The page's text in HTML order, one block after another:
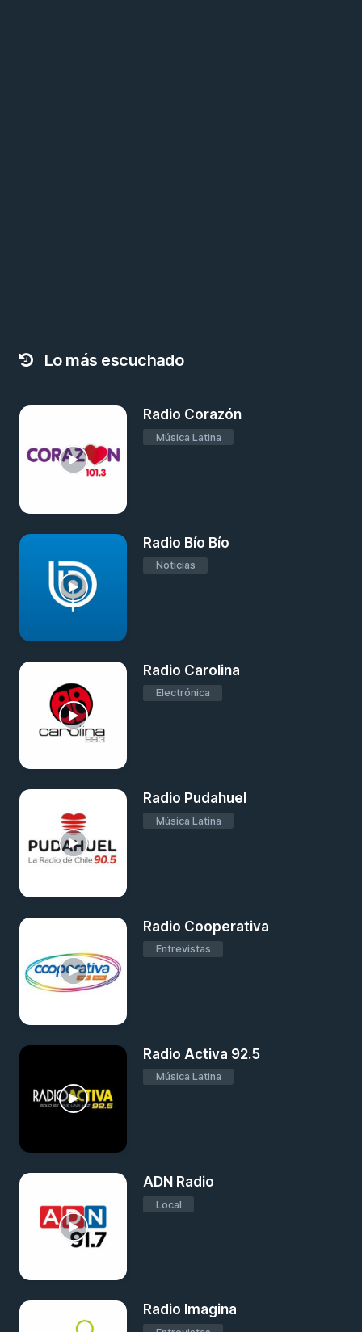
Lo más escuchado
Radio Corazón
Música Latina
Radio Bío Bío
Noticias
Radio Carolina
Electrónica
Radio Pudahuel
Música Latina
Radio Cooperativa
Entrevistas
Radio Activa 92.5
Música Latina
ADN Radio
Local
Radio Imagina